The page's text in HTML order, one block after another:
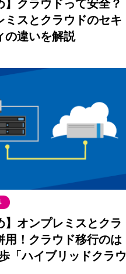
】クラウドって安全？
ミスとクラウドのセキ
の違いを解説
】オンプレミスとクラ
用！クラウド移行のは
「ハイブリッドクラウ